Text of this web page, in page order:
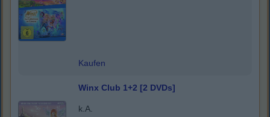
Kaufen
Winx Club 1+2 [2 DVDs]
k.A.